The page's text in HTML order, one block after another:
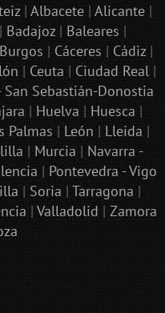
| Albacete| Alicante|
| Badajoz| Baleares |
Burgos | Cáceres | Cádiz|
| Ceuta | Ciudad Real |
San Sebastián-Donostia
| Huelva | Huesca |
Palmas | León | Lleida |
| Murcia | Navarra -
| Pontevedra - Vigo
| Soria | Tarragona |
| Valladolid | Zamora